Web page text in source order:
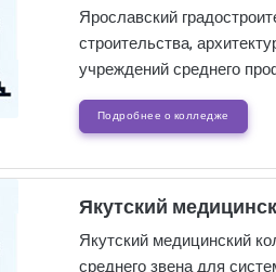
Ярославский
строительства,
учреждений среднего
Подробнее о колледже
Якутский
Якутский медицинский
среднего звена для